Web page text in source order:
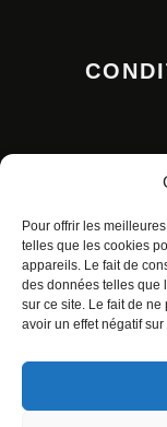
Pour offrir les
telles que les cookies
appareils. Le fait de
des données telles que
sur ce site. Le fait de
avoir un effet négatif
Charte pour la
© ALL RIGHTS